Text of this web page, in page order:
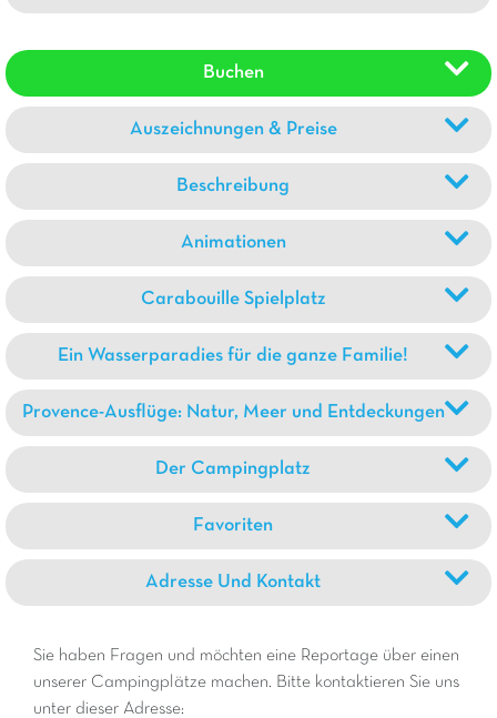
Buchen
Auszeichnungen & Preise
Beschreibung
Animationen
Carabouille Spielplatz
Ein Wasserparadies für die ganze Familie!
Provence-Ausflüge: Natur, Meer und Entdeckungen
Der Campingplatz
Favoriten
Adresse Und Kontakt
Sie haben Fragen und möchten eine Reportage über einen
unserer Campingplätze machen. Bitte kontaktieren Sie uns
unter dieser Adresse: